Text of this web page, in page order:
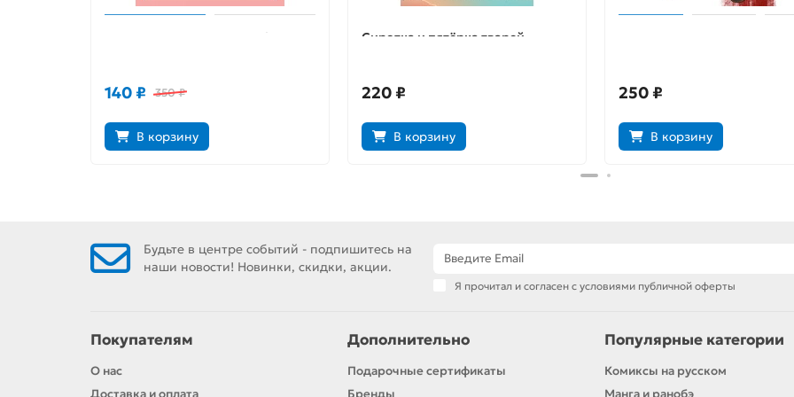
Бесковидница. Хроники бреда
140 ₽ 350 ₽
В корзину
Сиротка и пятёрка тварей.
220 ₽
В корзину
250 ₽
В корзину
Будьте в центре событий - подпишитесь на
наши новости! Новинки, скидки, акции.
Я прочитал и согласен с условиями публичной оферты
Покупателям
О нас
Доставка и оплата
Дополнительно
Подарочные сертификаты
Бренды
Популярные категории
Комиксы на русском
Манга и ранобэ